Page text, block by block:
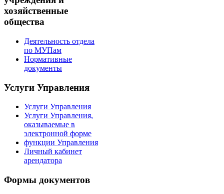
хозяйственные
общества
Деятельность отдела
по МУПам
Нормативные
документы
Услуги Управления
Услуги Управления
Услуги Управления,
оказываемые в
электронной форме
функции Управления
Личный кабинет
арендатора
Формы документов